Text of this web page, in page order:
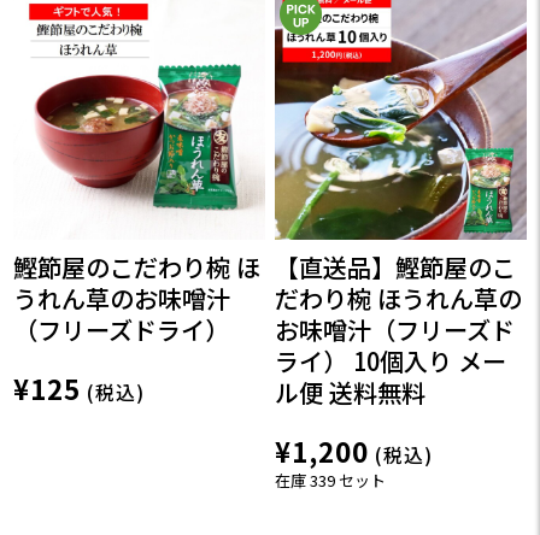
鰹節屋のこだわり椀 ほ
うれん草のお味噌汁
（フリーズドライ）
¥125 (税込)
【直送品】鰹節屋のこ
だわり椀 ほうれん草の
お味噌汁（フリーズド
ライ） 10個入り メー
ル便 送料無料
¥1,200 (税込)
在庫 339 セット